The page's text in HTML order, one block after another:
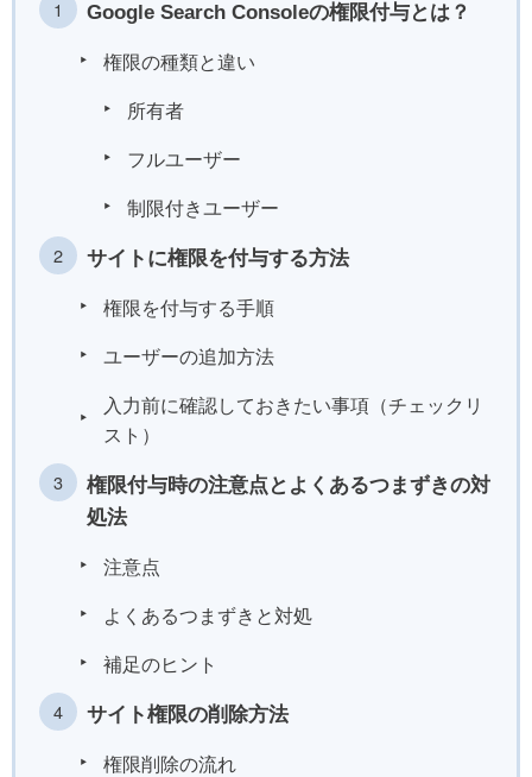
Google Search Consoleの権限付与とは？
権限の種類と違い
所有者
フルユーザー
制限付きユーザー
サイトに権限を付与する方法
権限を付与する手順
ユーザーの追加方法
入力前に確認しておきたい事項（チェックリ
スト）
権限付与時の注意点とよくあるつまずきの対
処法
注意点
よくあるつまずきと対処
補足のヒント
サイト権限の削除方法
権限削除の流れ